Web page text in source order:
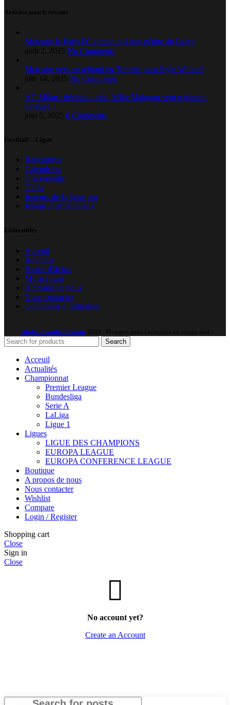
Articles match récents
Mercato: le Paris FC s’attaque à une pépite du Barça
août 2, 2025 No Comments
Mercato: vers un rebond en Turquie pour Kyle Walker?
juin 14, 2025 No Comments
AC Milan : décision prise, Mike Maignan veut rejoindre
Chelsea !
juin 5, 2025 6 Comments
Football – Ligue
Rencontres
Calendriers
Classements
Clubs
Joueurs de la ligue pro
Joueur internationaux
Liens utiles
Acceuil
Boutique
Panier d’âchat
My account
A propos de nous
Nous contacter
Conditions d’utilisation
Global Football Bénin
2024 . Plongez dans l'actualité en temps réel
Search
Acceuil
Actualités
Championnat
Premier League
Bundesliga
Serie A
LaLiga
Ligue 1
Ligues
LIGUE DES CHAMPIONS
EUROPA LEAGUE
EUROPA CONFERENCE LEAGUE
Boutique
A propos de nous
Nous contacter
Wishlist
Compare
Login / Register
Shopping cart
Close
Sign in
Close
No account yet?
Create an Account